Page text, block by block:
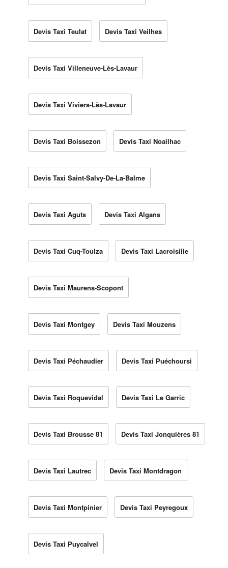
Devis Taxi Teulat Devis Taxi Veilhes
Devis Taxi Villeneuve-Lès-Lavaur
Devis Taxi Viviers-Lès-Lavaur
Devis Taxi Boissezon Devis Taxi Noailhac
Devis Taxi Saint-Salvy-De-La-Balme
Devis Taxi Aguts Devis Taxi Algans
Devis Taxi Cuq-Toulza Devis Taxi Lacroisille
Devis Taxi Maurens-Scopont
Devis Taxi Montgey Devis Taxi Mouzens
Devis Taxi Péchaudier Devis Taxi Puéchoursi
Devis Taxi Roquevidal Devis Taxi Le Garric
Devis Taxi Brousse 81 Devis Taxi Jonquières 81
Devis Taxi Lautrec Devis Taxi Montdragon
Devis Taxi Montpinier Devis Taxi Peyregoux
Devis Taxi Puycalvel